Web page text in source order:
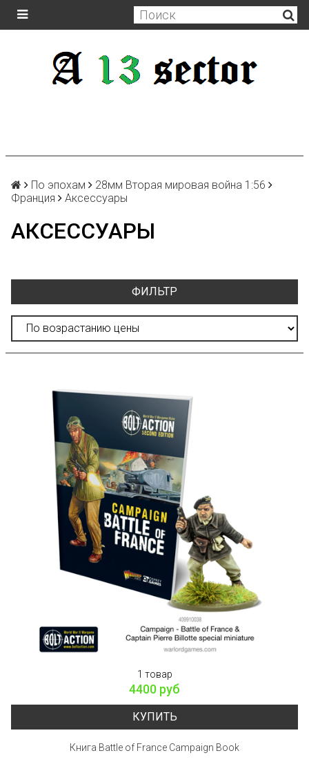
По эпохам
28мм Вторая мировая война 1:56
Франция
Аксессуары
АКСЕССУАРЫ
ФИЛЬТР
1 товар
4400 руб
КУПИТЬ
Книга Battle of France Campaign Book